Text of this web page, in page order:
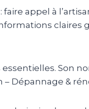
appel à
claires
Son
Dépannage &